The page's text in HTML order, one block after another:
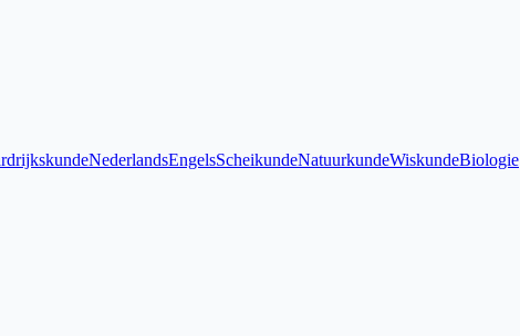
NederlandsEngelsScheikundeNatuurkundeWiskundeBiologie